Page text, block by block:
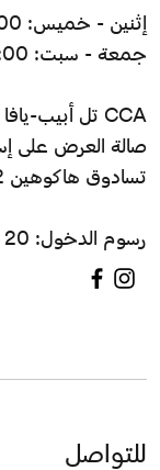
إثنين - خميس: 14:00-19:00
جمعة - سبت: 10:00-14:00
CCA تل أبيب-يافا
صالة العرض على
تسادوق هاكوهين 2أ، تل أبيب-يافا
رسوم الدخول: 20 ₪
للتواصل